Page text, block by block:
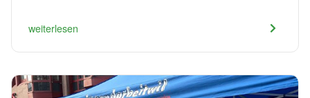
weiterlesen